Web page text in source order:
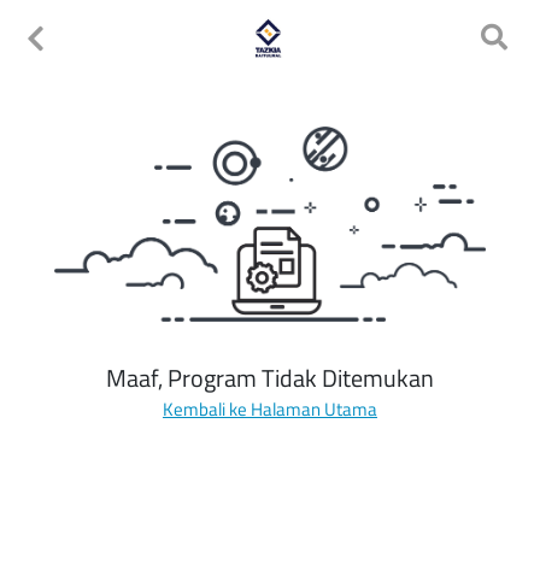
Maaf, Program Tidak Ditemukan
Kembali ke Halaman Utama